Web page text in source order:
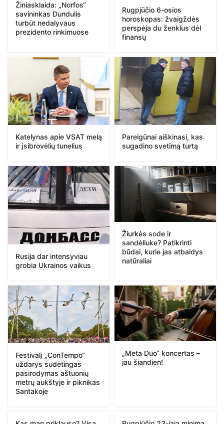
Žiniasklaida: „Norfos“
savininkas Dundulis
turbūt nedalyvaus
prezidento rinkimuose
Rugpjūčio 6-osios
horoskopas: žvaigždės
perspėja du ženklus dėl
finansų
Katelynas apie VSAT melą
ir įsibrovėlių tunelius
Pareigūnai aiškinasi, kas
sugadino svetimą turtą
Rusija dar intensyviau
grobia Ukrainos vaikus
Žiurkės sode ir
sandėliuke? Patikrinti
būdai, kurie jas atbaidys
natūraliai
Festivalį „ConTempo“
uždarys sudėtingas
pasirodymas aštuonių
metrų aukštyje ir piknikas
Santakoje
„Meta Duo“ koncertas –
jau šiandien!